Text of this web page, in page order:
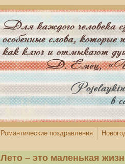
Романтические поздравления
Лето – это маленькая